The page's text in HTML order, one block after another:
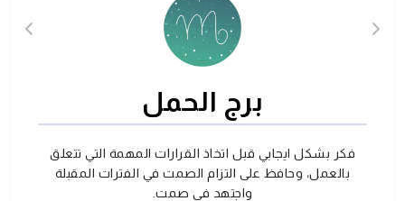
برج الحمل
فكر بشكل ايجابي قبل اتخاذ القرارات المهمة التي تتعلق
بالعمل، وحافظ على التزام الصمت في الفترات المقبلة
واجتهد في صمت.